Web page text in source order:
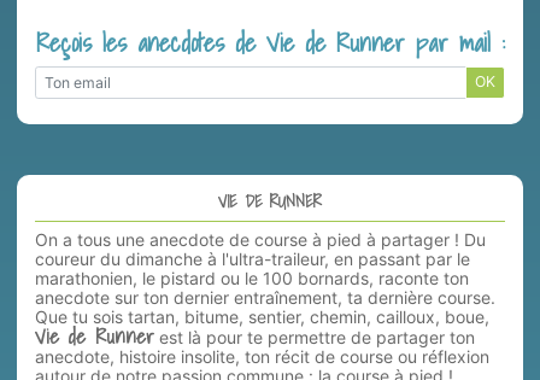
Reçois les anecdotes de Vie de Runner par mail :
OK
VIE DE RUNNER
On a tous une anecdote de course à pied à partager ! Du
coureur du dimanche à l'ultra-traileur, en passant par le
marathonien, le pistard ou le 100 bornards, raconte ton
anecdote sur ton dernier entraînement, ta dernière course.
Que tu sois tartan, bitume, sentier, chemin, cailloux, boue,
Vie de Runner est là pour te permettre de partager ton
anecdote, histoire insolite, ton récit de course ou réflexion
autour de notre passion commune : la course à pied !